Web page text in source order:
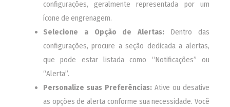
configurações, geralmente representada por um
ícone de engrenagem.
Selecione a Opção de Alertas: Dentro das
configurações, procure a seção dedicada a alertas,
que pode estar listada como “Notificações” ou
“Alerta”.
Personalize suas Preferências:Ative ou desative
as opções de alerta conforme sua necessidade. Você